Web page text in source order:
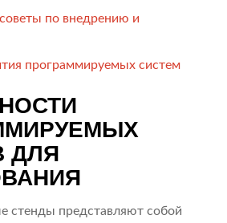
по внедрению и
программируемых систем
ДЛЯ
стенды представляют собой